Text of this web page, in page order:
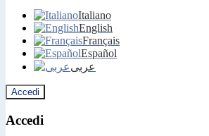
Italiano
English
Français
Español
عربى
Accedi
Accedi